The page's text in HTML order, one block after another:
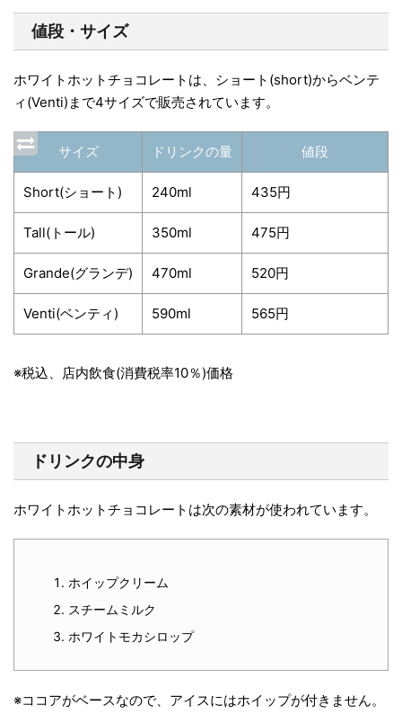
値段・サイズ
ホワイトホットチョコレートは、ショート(short)からベンテ
ィ(Venti)まで4サイズで販売されています。
サイズ ドリンクの量 値段
Short(ショート) 240ml 435円
Tall(トール) 350ml 475円
Grande(グランデ) 470ml 520円
Venti(ベンティ) 590ml 565円
※税込、店内飲食(消費税率10％)価格
ドリンクの中身
ホワイトホットチョコレートは次の素材が使われています。
ホイップクリーム
スチームミルク
ホワイトモカシロップ
※ココアがベースなので、アイスにはホイップが付きません。